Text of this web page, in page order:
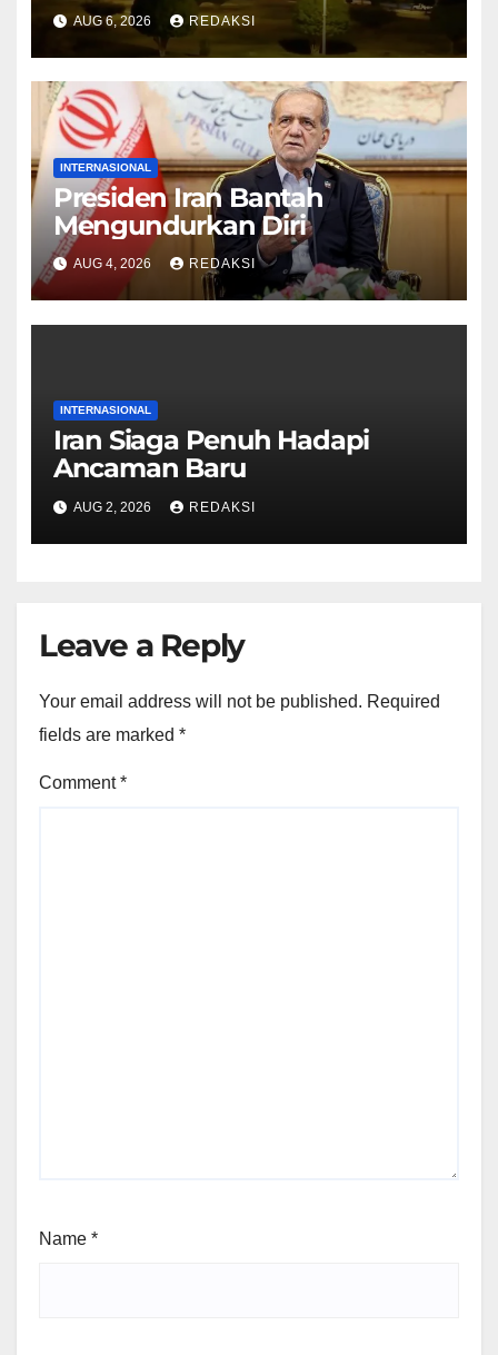
ke Iran
AUG 6, 2026 REDAKSI
INTERNASIONAL
Presiden Iran Bantah
Mengundurkan Diri
AUG 4, 2026 REDAKSI
INTERNASIONAL
Iran Siaga Penuh Hadapi
Ancaman Baru
AUG 2, 2026 REDAKSI
Leave a Reply
Your email address will not be published. Required
fields are marked *
Comment*
Name *